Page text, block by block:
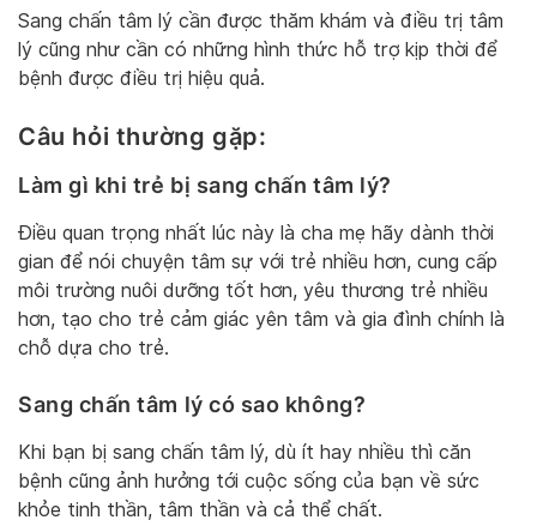
Sang chấn tâm lý cần được thăm khám và điều trị tâm
lý cũng như cần có những hình thức hỗ trợ kịp thời để
bệnh được điều trị hiệu quả.
Câu hỏi thường gặp:
Làm gì khi trẻ bị sang chấn tâm lý?
Điều quan trọng nhất lúc này là cha mẹ hãy dành thời
gian để nói chuyện tâm sự với trẻ nhiều hơn, cung cấp
môi trường nuôi dưỡng tốt hơn, yêu thương trẻ nhiều
hơn, tạo cho trẻ cảm giác yên tâm và gia đình chính là
chỗ dựa cho trẻ.
Sang chấn tâm lý có sao không?
Khi bạn bị sang chấn tâm lý, dù ít hay nhiều thì căn
bệnh cũng ảnh hưởng tới cuộc sống của bạn về sức
khỏe tinh thần, tâm thần và cả thể chất.